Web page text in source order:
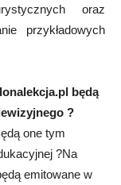
oraz
przykładowych
będą
?
one tym
?Na
emitowane w